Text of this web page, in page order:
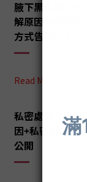
腋下黑色素沉澱
解原因破解迷思
方式告訴你！
Read More...
私密處異味不可
因+私密處異味
公開